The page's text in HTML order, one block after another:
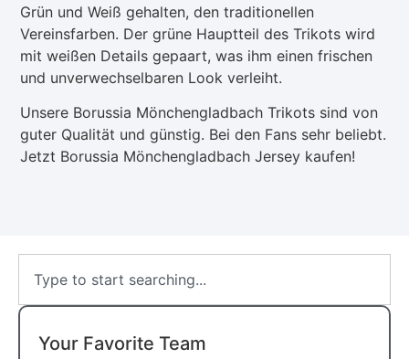
Grün und Weiß gehalten, den traditionellen
Vereinsfarben. Der grüne Hauptteil des Trikots wird
mit weißen Details gepaart, was ihm einen frischen
und unverwechselbaren Look verleiht.
Unsere Borussia Mönchengladbach Trikots sind von
guter Qualität und günstig. Bei den Fans sehr beliebt.
Jetzt Borussia Mönchengladbach Jersey kaufen!
Your Favorite Team